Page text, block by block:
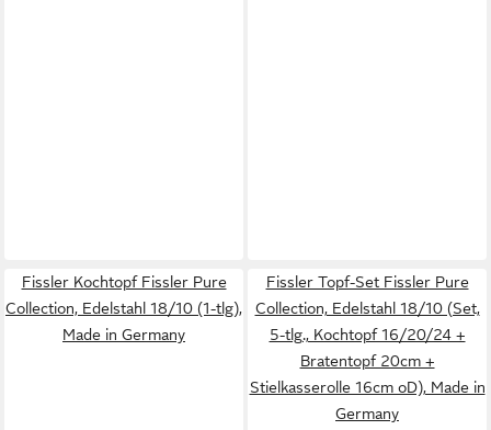
Fissler Kochtopf Fissler Pure
Collection, Edelstahl 18/10 (1-tlg),
Made in Germany
Fissler Topf-Set Fissler Pure
Collection, Edelstahl 18/10 (Set,
5-tlg., Kochtopf 16/20/24 +
Bratentopf 20cm +
Stielkasserolle 16cm oD), Made in
Germany